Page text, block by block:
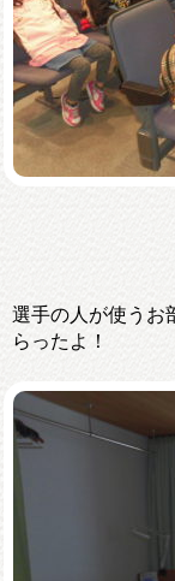
選手の人が使うお
らったよ！